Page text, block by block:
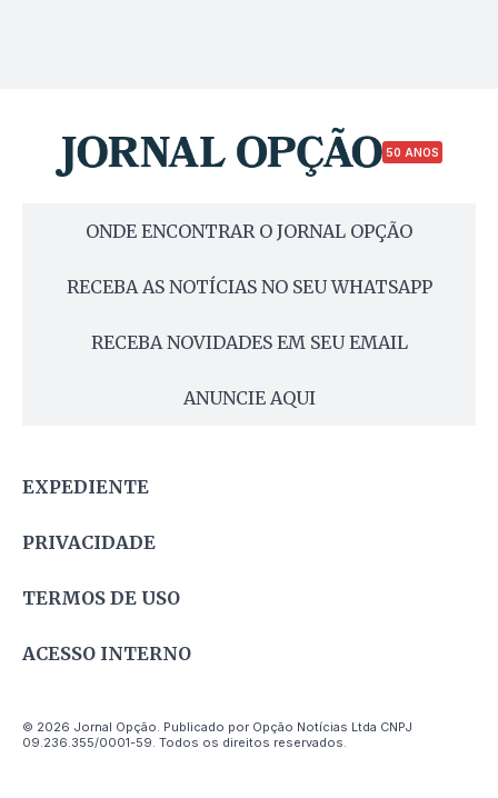
50 ANOS
ONDE ENCONTRAR O JORNAL OPÇÃO
RECEBA AS NOTÍCIAS NO SEU WHATSAPP
RECEBA NOVIDADES EM SEU EMAIL
ANUNCIE AQUI
EXPEDIENTE
PRIVACIDADE
TERMOS DE USO
ACESSO INTERNO
© 2026 Jornal Opção. Publicado por Opção Notícias Ltda CNPJ
09.236.355/0001-59. Todos os direitos reservados.